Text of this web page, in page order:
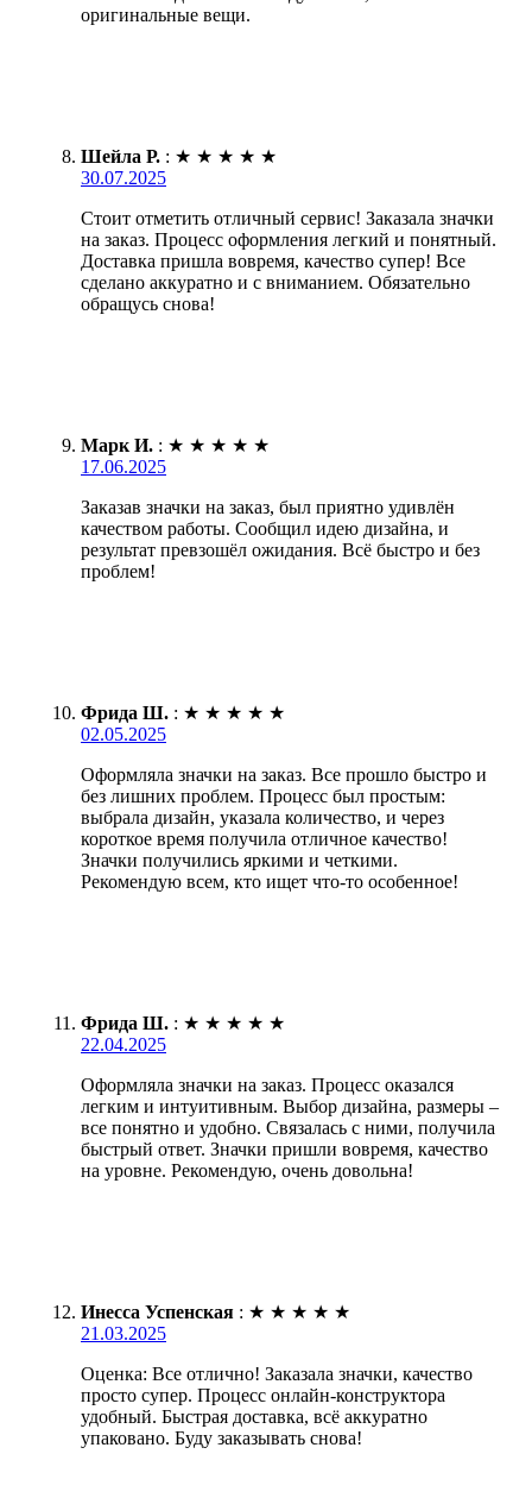
оригинальные вещи.
Шейла Р. : ★ ★ ★ ★ ★
30.07.2025
Стоит отметить отличный сервис! Заказала значки
на заказ. Процесс оформления легкий и понятный.
Доставка пришла вовремя, качество супер! Все
сделано аккуратно и с вниманием. Обязательно
обращусь снова!
Марк И. : ★ ★ ★ ★ ★
17.06.2025
Заказав значки на заказ, был приятно удивлён
качеством работы. Сообщил идею дизайна, и
результат превзошёл ожидания. Всё быстро и без
проблем!
Фрида Ш. : ★ ★ ★ ★ ★
02.05.2025
Оформляла значки на заказ. Все прошло быстро и
без лишних проблем. Процесс был простым:
выбрала дизайн, указала количество, и через
короткое время получила отличное качество!
Значки получились яркими и четкими.
Рекомендую всем, кто ищет что-то особенное!
Фрида Ш. : ★ ★ ★ ★ ★
22.04.2025
Оформляла значки на заказ. Процесс оказался
легким и интуитивным. Выбор дизайна, размеры –
все понятно и удобно. Связалась с ними, получила
быстрый ответ. Значки пришли вовремя, качество
на уровне. Рекомендую, очень довольна!
Инесса Успенская : ★ ★ ★ ★ ★
21.03.2025
Оценка: Все отлично! Заказала значки, качество
просто супер. Процесс онлайн-конструктора
удобный. Быстрая доставка, всё аккуратно
упаковано. Буду заказывать снова!